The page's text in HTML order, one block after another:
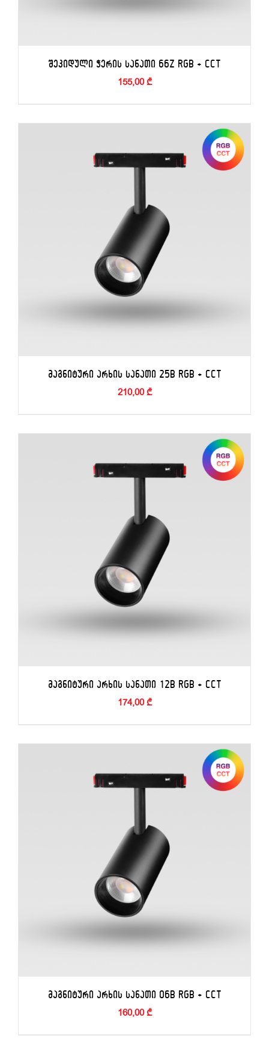
ᲙᲐᲚᲐᲗᲐᲨᲘ ᲓᲐᲛᲐᲢᲔᲑᲐ / ᲓᲔᲢᲐᲚᲔᲑᲘ
ᲨᲔᲙᲘᲓᲣᲚᲘ ᲭᲔᲠᲘᲡ ᲡᲐᲜᲐᲗᲘ 66Z RGB + CCT
155,00₾
ᲙᲐᲚᲐᲗᲐᲨᲘ ᲓᲐᲛᲐᲢᲔᲑᲐ / ᲓᲔᲢᲐᲚᲔᲑᲘ
ᲛᲐᲒᲜᲘᲢᲣᲠᲘ ᲐᲠᲮᲘᲡ ᲡᲐᲜᲐᲗᲘ 25B RGB + CCT
210,00₾
ᲙᲐᲚᲐᲗᲐᲨᲘ ᲓᲐᲛᲐᲢᲔᲑᲐ / ᲓᲔᲢᲐᲚᲔᲑᲘ
ᲛᲐᲒᲜᲘᲢᲣᲠᲘ ᲐᲠᲮᲘᲡ ᲡᲐᲜᲐᲗᲘ 12B RGB + CCT
174,00₾
ᲛᲐᲒᲜᲘᲢᲣᲠᲘ ᲐᲠᲮᲘᲡ ᲡᲐᲜᲐᲗᲘ 06B RGB + CCT
160,00₾